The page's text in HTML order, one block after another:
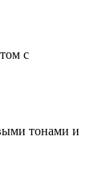
с
тонами и